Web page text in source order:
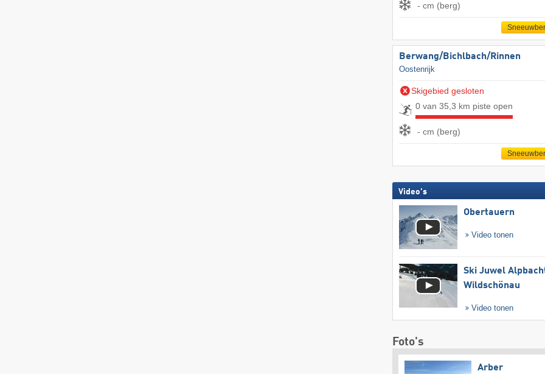
- cm (berg)
Berwang/​Bichlbach/​Rinnen
Oostenrijk
Skigebied gesloten
0 van 35,3 km piste open
- cm (berg)
Video's
Obertauern
Video tonen
Ski Juwel
Wildschönau
Video tonen
Foto's
Arber